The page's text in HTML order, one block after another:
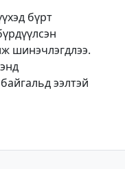
бүрт
шинэчлэгдлээ.
ээлтэй